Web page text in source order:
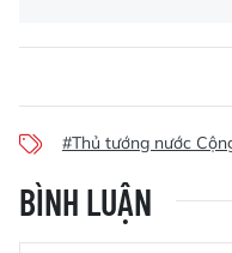
#Thủ tướng nước
BÌNH LUẬN